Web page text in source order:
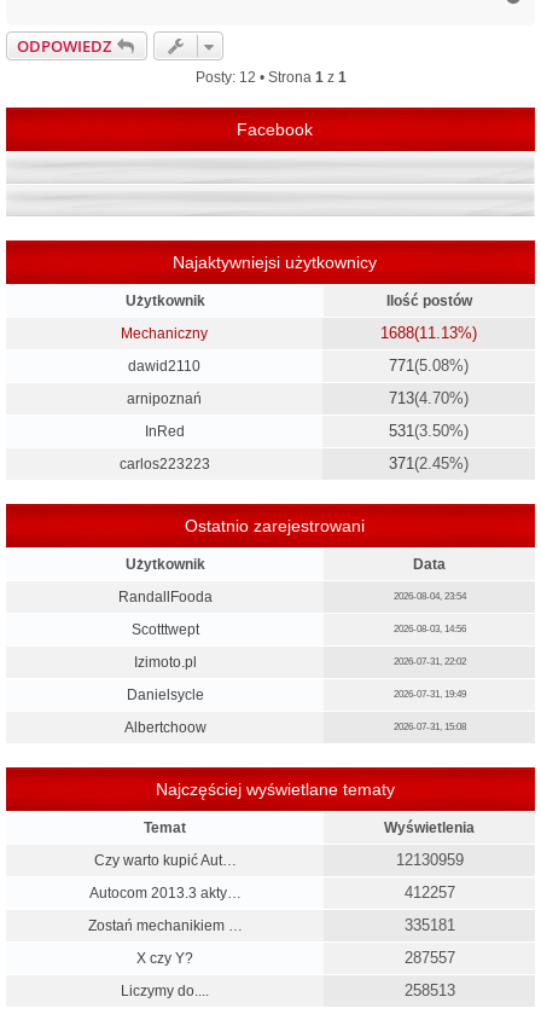
ODPOWIEDZ
Posty: 12 • Strona 1 z 1
Facebook
Najaktywniejsi użytkownicy
Użytkownik
Ilość postów
Mechaniczny
1688(11.13%)
dawid2110 771(5.08%)
arnipoznań 713(4.70%)
InRed 531(3.50%)
carlos223223 371(2.45%)
Ostatnio zarejestrowani
Użytkownik
Data
RandallFooda
2026-08-04, 23:54
Scotttwept 2026-08-03, 14:56
Izimoto.pl 2026-07-31, 22:02
Danielsycle 2026-07-31, 19:49
Albertchoow 2026-07-31, 15:08
Najczęściej wyświetlane tematy
Temat
Wyświetlenia
Czy warto kupić Aut…
12130959
Autocom 2013.3 akty… 412257
Zostań mechanikiem … 335181
X czy Y? 287557
Liczymy do.... 258513